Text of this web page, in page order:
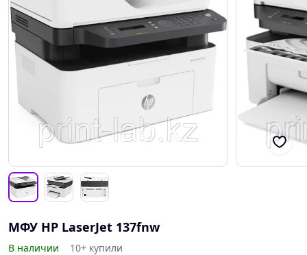
МФУ HP LaserJet 137fnw
В наличии 10+ купили